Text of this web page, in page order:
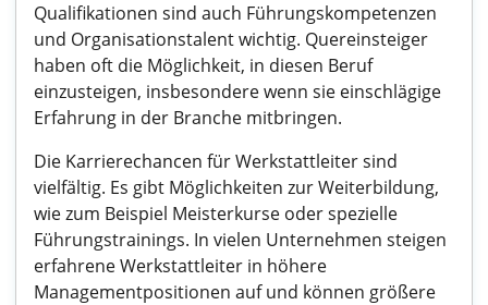
Qualifikationen sind auch Führungskompetenzen
und Organisationstalent wichtig. Quereinsteiger
haben oft die Möglichkeit, in diesen Beruf
einzusteigen, insbesondere wenn sie einschlägige
Erfahrung in der Branche mitbringen.
Die Karrierechancen für Werkstattleiter sind
vielfältig. Es gibt Möglichkeiten zur Weiterbildung,
wie zum Beispiel Meisterkurse oder spezielle
Führungstrainings. In vielen Unternehmen steigen
erfahrene Werkstattleiter in höhere
Managementpositionen auf und können größere